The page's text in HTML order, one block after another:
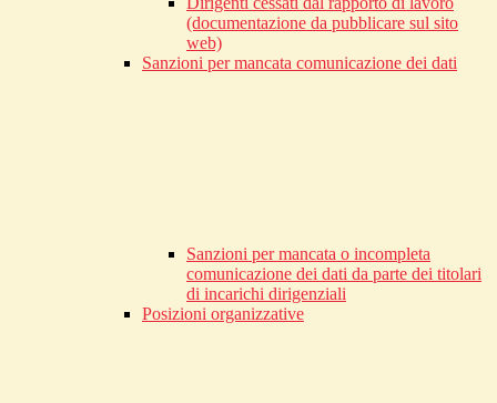
(documentazione da pubblicare sul sito
web)
Sanzioni per mancata comunicazione dei dati
Sanzioni per mancata o incompleta
comunicazione dei dati da parte dei titolari
di incarichi dirigenziali
Posizioni organizzative